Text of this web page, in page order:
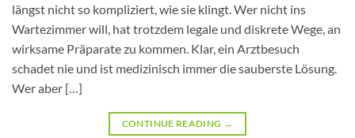
längst nicht so kompliziert, wie sie klingt. Wer nicht ins
Wartezimmer will, hat trotzdem legale und diskrete Wege, an
wirksame Präparate zu kommen. Klar, ein Arztbesuch
schadet nie und ist medizinisch immer die sauberste Lösung.
Wer aber […]
CONTINUE READING →